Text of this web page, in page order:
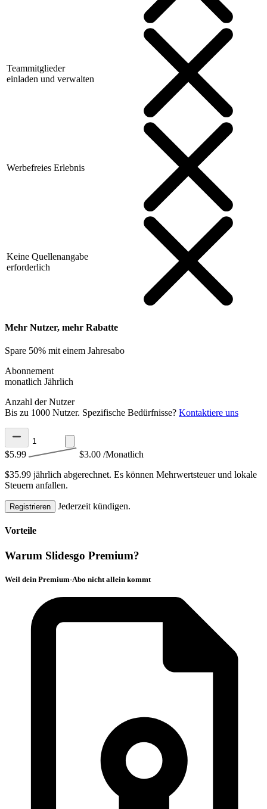
Teammitglieder
einladen und verwalten
Werbefreies Erlebnis
Keine Quellenangabe
erforderlich
Mehr Nutzer, mehr Rabatte
Spare 50% mit einem Jahresabo
Abonnement
monatlich Jährlich
Anzahl der Nutzer
Bis zu 1000 Nutzer. Spezifische Bedürfnisse? Kontaktiere uns
$5.99 $3.00 /Monatlich
$35.99 jährlich abgerechnet. Es können Mehrwertsteuer und lokale
Steuern anfallen.
Registrieren Jederzeit kündigen.
Vorteile
Warum Slidesgo Premium?
Weil dein Premium-Abo nicht allein kommt